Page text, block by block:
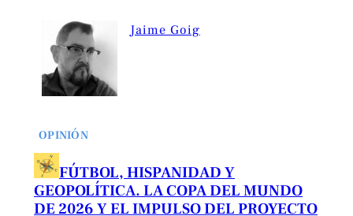
Jaime Goig
OPINIÓN
FÚTBOL, HISPANIDAD Y
GEOPOLÍTICA. LA COPA DEL MUNDO
DE 2026 Y EL IMPULSO DEL PROYECTO